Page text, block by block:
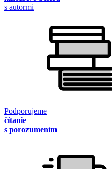
s autormi
Podporujeme
čítanie
s porozumením